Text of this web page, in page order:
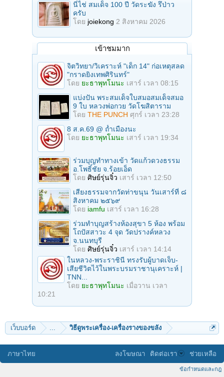
นี่ไช่ สมเด็จ 100 ปี วัดระฆัง รึป่าว
ครับ
โดย joiekong 2 สิงหาคม 2026
เข้าชมมาก
จิตวิทยา/วิเคราะห์ "เด็ก 14" ก่อเหตุสลด
"กราดยิงเทพศิรินทร์"
โดย ยะธาพุทโมนะ เสาร์ เวลา 08:15
แบ่งปัน พระสมเด็จใบสมอสมเด็จสมอ
9 ใบ หลวงพ่อกวย วัดโฆสิตาราม
โดย THE PUNCH ศุกร์ เวลา 23:28
8 ส.ค.69 @ ถ้ำเมืองนะ
โดย ยะธาพุทโมนะ เสาร์ เวลา 19:34
ร่วมบุญทําทางเข้า วัดแก้วดวงธรรม
อ.โพธิ์ชัย จ.ร้อยเอ็ด
โดย ศิษย์รุ่นจิ๋ว เสาร์ เวลา 12:50
เสียงธรรมจากวัดท่าขนุน วันเสาร์ที่ ๘
สิงหาคม ๒๕๖๙
โดย iamfu เสาร์ เวลา 16:28
ร่วมทําบุญสร้างห้องสุขา 5 ห้อง พร้อม
โถปัสสาวะ 4 จุด วัดปรางค์หลวง
จ.นนทบุรี
โดย ศิษย์รุ่นจิ๋ว เสาร์ เวลา 14:14
ในหลวง-พระราชินี ทรงรับผู้บาดเจ็บ-
เสียชีวิตไว้ในพระบรมราชานุเคราะห์ |
TNN...
โดย ยะธาพุทโมนะ เมื่อวาน เวลา
10:21
เว็บบอร์ด วิธีดูพระเครื่อง-เครื่องรางของขลัง
ภาษาไทย ลงโฆษณา ติดต่อเรา ช่วยเหลือ
ข้อกำหนดและกฎ